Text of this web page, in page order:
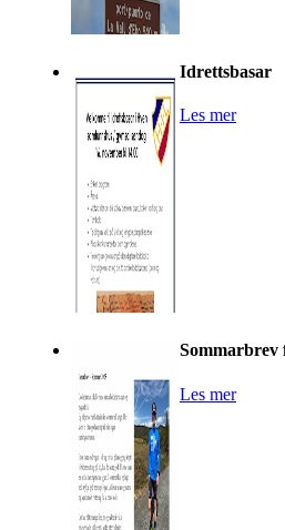
Idrettsbasar
Les mer
Sommarbrev
Les mer